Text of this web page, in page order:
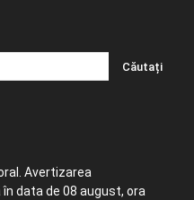
Avertizarea
data de 08 august, ora